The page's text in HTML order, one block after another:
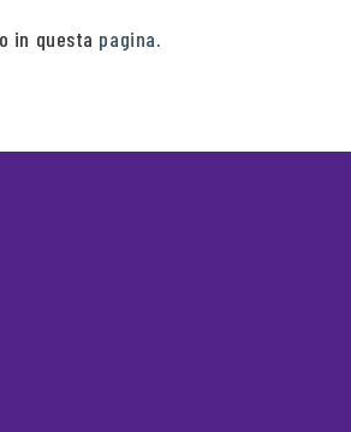
in questa pagina.